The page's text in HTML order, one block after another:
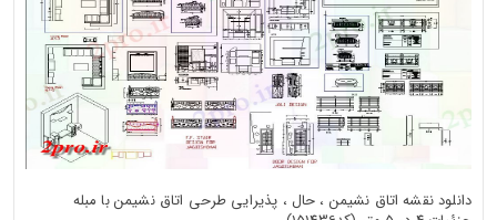
دانلود نقشه اتاق نشیمن ، حال ، پذیرایی طرحی اتاق نشیمن با مبله